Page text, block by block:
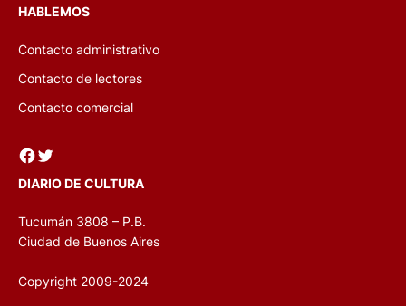
HABLEMOS
Contacto administrativo
Contacto de lectores
Contacto comercial
Facebook Twitter
DIARIO DE CULTURA
Tucumán 3808 – P.B.
Ciudad de Buenos Aires
Copyright 2009-2024